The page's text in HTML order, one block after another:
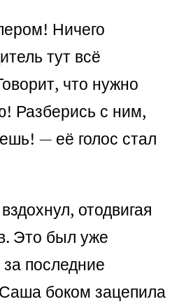
Ничего
тут всё
что нужно
Разберись с ним,
— её голос стал
отодвигая
Это был уже
последние
боком зацепила